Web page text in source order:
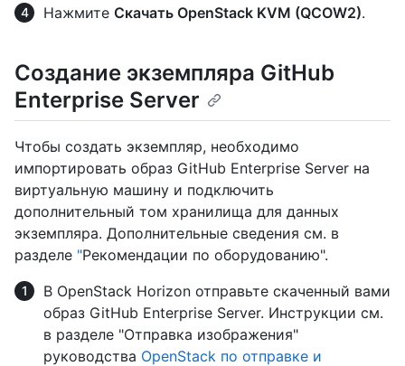
Нажмите Скачать OpenStack KVM (QCOW2).
Создание экземпляра GitHub
Enterprise Server
Чтобы создать экземпляр, необходимо
импортировать образ GitHub Enterprise Server на
виртуальную машину и подключить
дополнительный том хранилища для данных
экземпляра. Дополнительные сведения см. в
разделе "Рекомендации по оборудованию".
В OpenStack Horizon отправьте скаченный вами
образ GitHub Enterprise Server. Инструкции см.
в разделе "Отправка изображения"
руководства OpenStack по отправке и